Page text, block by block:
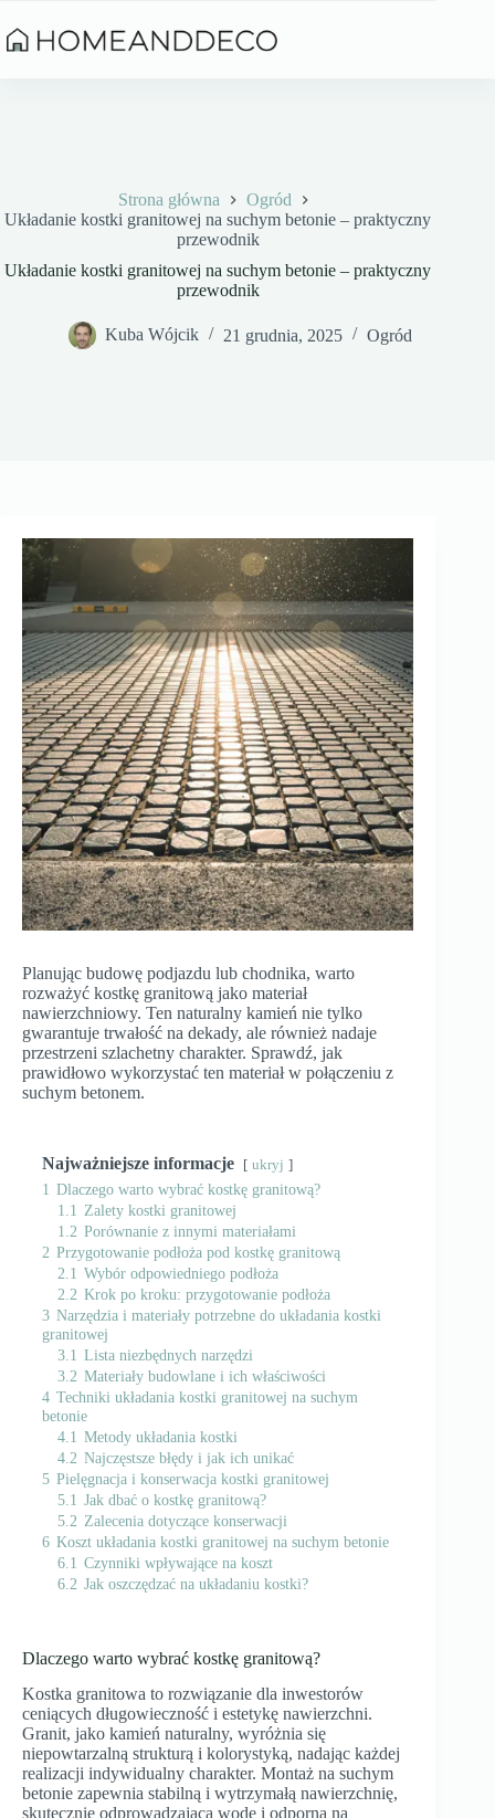
do
treści
Strona główna
Ogród
Układanie kostki granitowej na suchym betonie – praktyczny
przewodnik
Układanie kostki granitowej na suchym betonie – praktyczny
przewodnik
Kuba Wójcik 21 grudnia, 2025 Ogród
Planując budowę podjazdu lub chodnika, warto
rozważyć kostkę granitową jako materiał
nawierzchniowy. Ten naturalny kamień nie tylko
gwarantuje trwałość na dekady, ale również nadaje
przestrzeni szlachetny charakter. Sprawdź, jak
prawidłowo wykorzystać ten materiał w połączeniu z
suchym betonem.
Najważniejsze informacje ukryj
1 Dlaczego warto wybrać kostkę granitową?
1.1 Zalety kostki granitowej
1.2 Porównanie z innymi materiałami
2 Przygotowanie podłoża pod kostkę granitową
2.1 Wybór odpowiedniego podłoża
2.2 Krok po kroku: przygotowanie podłoża
3 Narzędzia i materiały potrzebne do układania kostki
granitowej
3.1 Lista niezbędnych narzędzi
3.2 Materiały budowlane i ich właściwości
4 Techniki układania kostki granitowej na suchym
betonie
4.1 Metody układania kostki
4.2 Najczęstsze błędy i jak ich unikać
5 Pielęgnacja i konserwacja kostki granitowej
5.1 Jak dbać o kostkę granitową?
5.2 Zalecenia dotyczące konserwacji
6 Koszt układania kostki granitowej na suchym betonie
6.1 Czynniki wpływające na koszt
6.2 Jak oszczędzać na układaniu kostki?
Dlaczego warto wybrać kostkę granitową?
Kostka granitowa to rozwiązanie dla inwestorów
ceniących długowieczność i estetykę nawierzchni.
Granit, jako kamień naturalny, wyróżnia się
niepowtarzalną strukturą i kolorystyką, nadając każdej
realizacji indywidualny charakter. Montaż na suchym
betonie zapewnia stabilną i wytrzymałą nawierzchnię,
skutecznie odprowadzającą wodę i odporną na